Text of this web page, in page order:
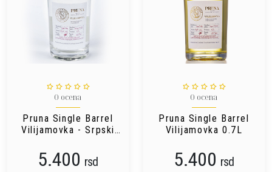
0 ocena
Pruna Single Barrel
Vilijamovka - Srpski
5.400 rsd
0 ocena
Pruna Single Barrel
Vilijamovka 0.7L
5.400 rsd